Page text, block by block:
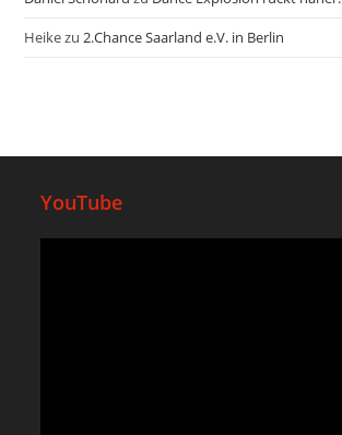
Heikezu2.Chance Saarland e.V. in Berlin
YouTube